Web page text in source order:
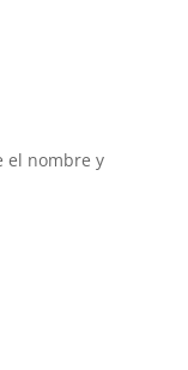
el nombre y